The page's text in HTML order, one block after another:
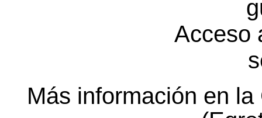
Acceso
Más información en